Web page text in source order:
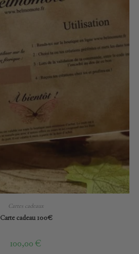
Cartes cadeaux
Carte cadeau 100€
100,00€